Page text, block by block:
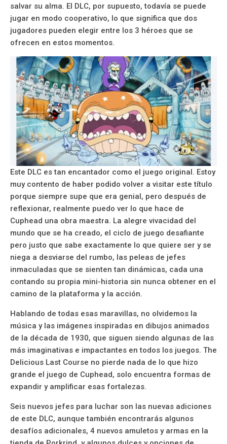
salvar su alma. El DLC, por supuesto, todavía se puede
jugar en modo cooperativo, lo que significa que dos
jugadores pueden elegir entre los 3 héroes que se
ofrecen en estos momentos.
Este DLC es tan encantador como el juego original. Estoy
muy contento de haber podido volver a visitar este título
porque siempre supe que era genial, pero después de
reflexionar, realmente puedo ver lo que hace de
Cuphead una obra maestra. La alegre vivacidad del
mundo que se ha creado, el ciclo de juego desafiante
pero justo que sabe exactamente lo que quiere ser y se
niega a desviarse del rumbo, las peleas de jefes
inmaculadas que se sienten tan dinámicas, cada una
contando su propia mini-historia sin nunca obtener en el
camino de la plataforma y la acción.
Hablando de todas esas maravillas, no olvidemos la
música y las imágenes inspiradas en dibujos animados
de la década de 1930, que siguen siendo algunas de las
más imaginativas e impactantes en todos los juegos. The
Delicious Last Course no pierde nada de lo que hizo
grande el juego de Cuphead, solo encuentra formas de
expandir y amplificar esas fortalezas.
Seis nuevos jefes para luchar son las nuevas adiciones
de este DLC, aunque también encontrarás algunos
desafíos adicionales, 4 nuevos amuletos y armas en la